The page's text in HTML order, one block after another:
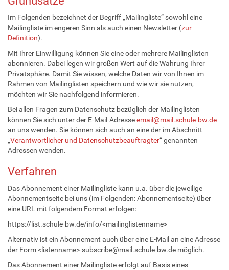
Im Folgenden bezeichnet der Begriff „Mailingliste“ sowohl eine
Mailingliste im engeren Sinn als auch einen Newsletter (zur
Definition).
Mit Ihrer Einwilligung können Sie eine oder mehrere Mailinglisten
abonnieren. Dabei legen wir großen Wert auf die Wahrung Ihrer
Privatsphäre. Damit Sie wissen, welche Daten wir von Ihnen im
Rahmen von Mailinglisten speichern und wie wir sie nutzen,
möchten wir Sie nachfolgend informieren.
Bei allen Fragen zum Datenschutz bezüglich der Mailinglisten
können Sie sich unter der E-Mail-Adresseemail@mail.schule-bw.de
an uns wenden. Sie können sich auch an eine der im Abschnitt
„Verantwortlicher und Datenschutzbeauftragter“ genannten
Adressen wenden.
Verfahren
Das Abonnement einer Mailingliste kann u.a. über die jeweilige
Abonnementseite bei uns (im Folgenden: Abonnementseite) über
eine URL mit folgendem Format erfolgen:
https://list.schule-bw.de/info/<mailinglistenname>
Alternativ ist ein Abonnement auch über eine E-Mail an eine Adresse
der Form <listenname>-subscribe@mail.schule-bw.de möglich.
Das Abonnement einer Mailingliste erfolgt auf Basis eines